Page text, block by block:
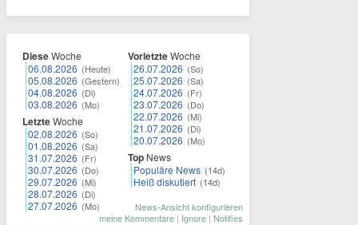
DieseWoche
06.08.2026 (Heute)
05.08.2026 (Gestern)
04.08.2026 (Di)
03.08.2026 (Mo)
LetzteWoche
02.08.2026 (So)
01.08.2026 (Sa)
31.07.2026 (Fr)
30.07.2026 (Do)
29.07.2026 (Mi)
28.07.2026 (Di)
27.07.2026 (Mo)
VorletzteWoche
26.07.2026 (So)
25.07.2026 (Sa)
24.07.2026 (Fr)
23.07.2026 (Do)
22.07.2026 (Mi)
21.07.2026 (Di)
20.07.2026 (Mo)
Top News
Populäre News (14d)
Heiß diskutiert (14d)
News-Ansicht konfigurieren
meine Kommentare | Ignore | Notifies